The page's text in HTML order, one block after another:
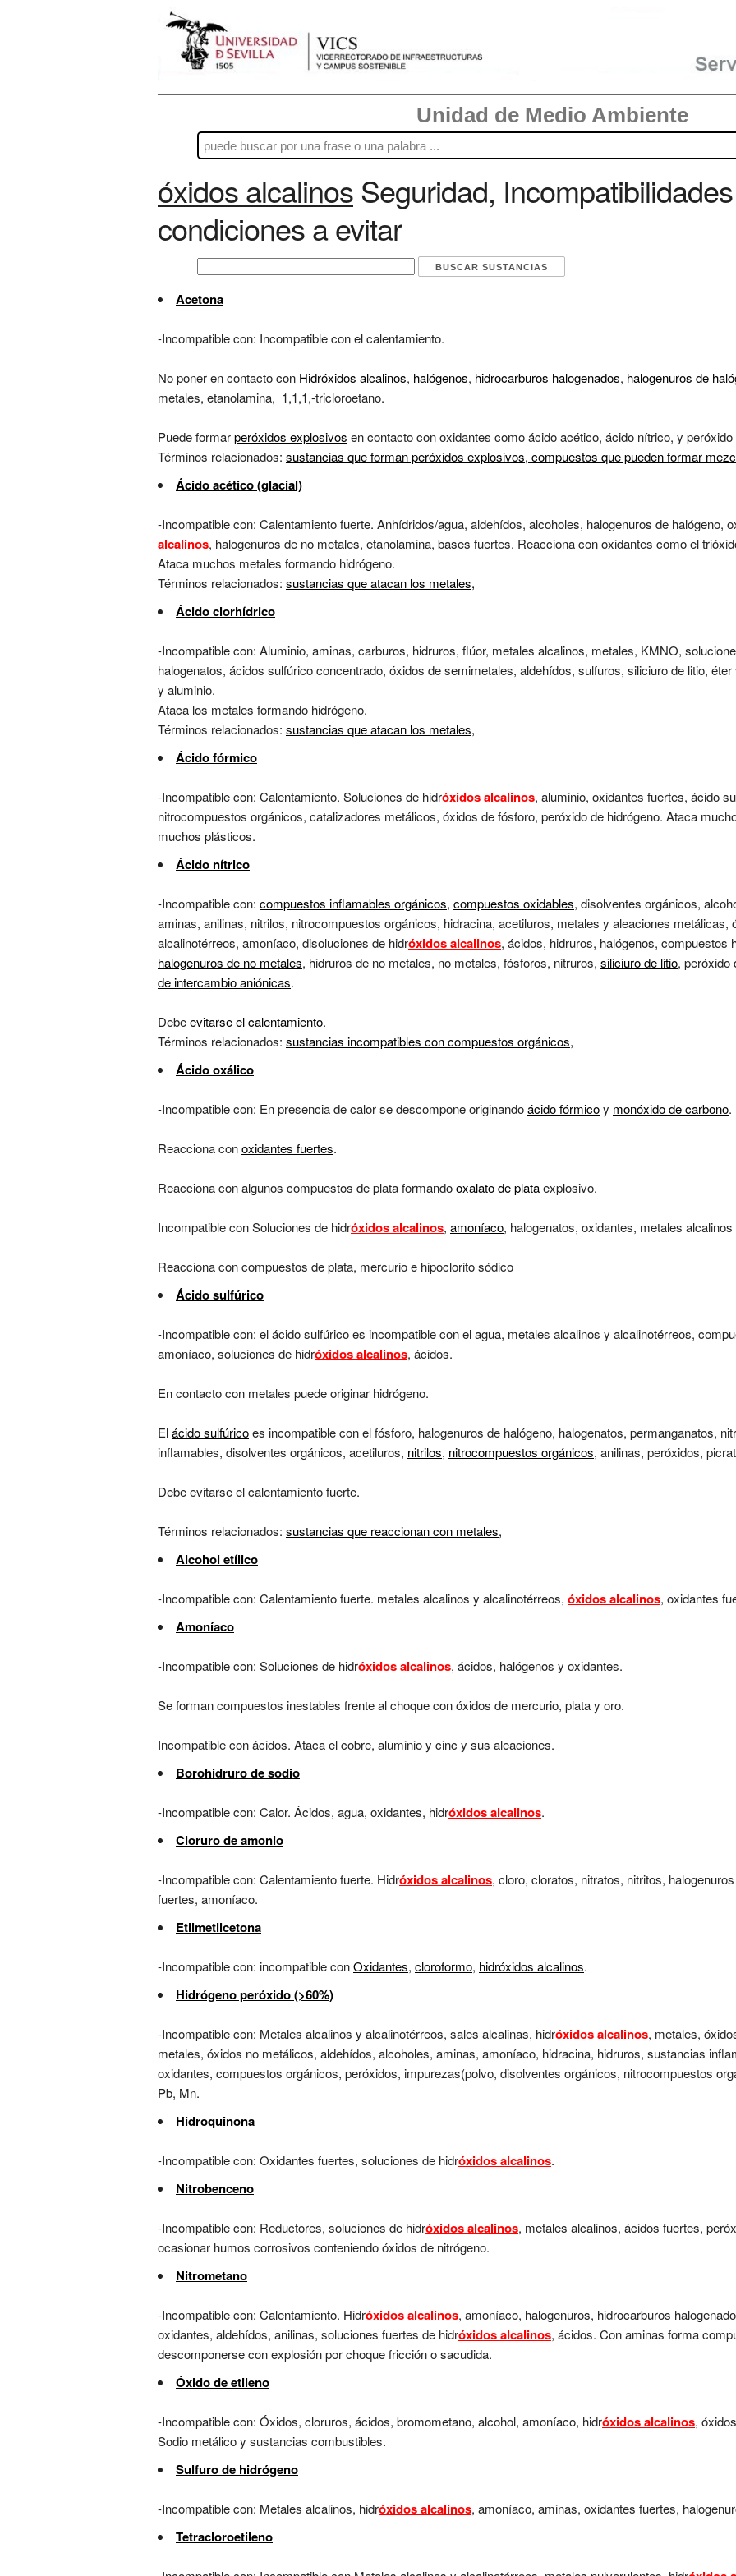
Unidad de Medio Ambiente
óxidos alcalinosSeguridad,
condiciones a evitar
Acetona
-Incompatible con: Incompatible con el calentamiento.
No poner en contacto con Hidróxidos alcalinos, halógenos, hidrocarburos halogenados, halogenuros de
metales, etanolamina, 1,1,1,-tricloroetano.
Puede formarperóxidos explosivos en contacto con oxidantes como ácido acético, ácido nítrico, y peróxido
Términos relacionados: sustancias que forman peróxidos explosivos, compuestos que pueden formar
Ácido acético (glacial)
-Incompatible con: Calentamiento fuerte. Anhídridos/agua, aldehídos, alcoholes, halogenuros de halógeno,
alcalinos, halogenuros de no metales, etanolamina, bases fuertes. Reacciona con oxidantes como el
Ataca muchos metales formando hidrógeno.
Términos relacionados: sustancias que atacan los metales,
Ácido clorhídrico
-Incompatible con: Aluminio, aminas, carburos, hidruros, flúor, metales alcalinos, metales, KMNO,
halogenatos, ácidos sulfúrico concentrado, óxidos de semimetales, aldehídos, sulfuros, siliciuro de litio,
y aluminio.
Ataca los metales formando hidrógeno.
Términos relacionados: sustancias que atacan los metales,
Ácido fórmico
-Incompatible con: Calentamiento. Soluciones de hidróxidos alcalinos, aluminio, oxidantes fuertes, ácido
nitrocompuestos orgánicos, catalizadores metálicos, óxidos de fósforo, peróxido de hidrógeno. Ataca
muchos plásticos.
Ácido nítrico
-Incompatible con: compuestos inflamables orgánicos, compuestos oxidables, disolventes orgánicos,
aminas, anilinas, nitrilos, nitrocompuestos orgánicos, hidracina, acetiluros, metales y aleaciones
alcalinotérreos, amoníaco, disoluciones de hidróxidos alcalinos, ácidos, hidruros, halógenos, compuestos
halogenuros de no metales, hidruros de no metales, no metales, fósforos, nitruros, siliciuro de litio, peróxido
de intercambio aniónicas.
Debeevitarse el calentamiento.
Términos relacionados: sustancias incompatibles con compuestos orgánicos,
Ácido oxálico
-Incompatible con: En presencia de calor se descompone originandoácido fórmicoy monóxido de carbono.
Reacciona conoxidantes fuertes.
Reacciona con algunos compuestos de plata formandooxalato de plataexplosivo.
Incompatible con Soluciones de hidróxidos alcalinos, amoníaco, halogenatos, oxidantes, metales
Reacciona con compuestos de plata, mercurio e hipoclorito sódico
Ácido sulfúrico
-Incompatible con: el ácido sulfúrico es incompatible con el agua, metales alcalinos y alcalinotérreos,
amoníaco, soluciones de hidróxidos alcalinos, ácidos.
En contacto con metales puede originar hidrógeno.
Elácido sulfúricoes incompatible con el fósforo, halogenuros de halógeno, halogenatos, permanganatos,
inflamables, disolventes orgánicos, acetiluros, nitrilos, nitrocompuestos orgánicos, anilinas, peróxidos,
Debe evitarse el calentamiento fuerte.
Términos relacionados: sustancias que reaccionan con metales,
Alcohol etílico
-Incompatible con: Calentamiento fuerte. metales alcalinos y alcalinotérreos, óxidos alcalinos, oxidantes
Amoníaco
-Incompatible con: Soluciones de hidróxidos alcalinos, ácidos, halógenos y oxidantes.
Se forman compuestos inestables frente al choque con óxidos de mercurio, plata y oro.
Incompatible con ácidos. Ataca el cobre, aluminio y cinc y sus aleaciones.
Borohidruro de sodio
-Incompatible con: Calor. Ácidos, agua, oxidantes, hidróxidos alcalinos.
Cloruro de amonio
-Incompatible con: Calentamiento fuerte. Hidróxidos alcalinos, cloro, cloratos, nitratos, nitritos,
fuertes, amoníaco.
Etilmetilcetona
-Incompatible con: incompatible conOxidantes, cloroformo, hidróxidos alcalinos.
Hidrógeno peróxido (>60%)
-Incompatible con: Metales alcalinos y alcalinotérreos, sales alcalinas, hidróxidos alcalinos, metales,
metales, óxidos no metálicos, aldehídos, alcoholes, aminas, amoníaco, hidracina, hidruros, sustancias
oxidantes, compuestos orgánicos, peróxidos, impurezas(polvo, disolventes orgánicos, nitrocompuestos
Pb, Mn.
Hidroquinona
-Incompatible con: Oxidantes fuertes, soluciones de hidróxidos alcalinos.
Nitrobenceno
-Incompatible con: Reductores, soluciones de hidróxidos alcalinos, metales alcalinos, ácidos fuertes,
ocasionar humos corrosivos conteniendo óxidos de nitrógeno.
Nitrometano
-Incompatible con: Calentamiento. Hidróxidos alcalinos, amoníaco, halogenuros, hidrocarburos
oxidantes, aldehídos, anilinas, soluciones fuertes de hidróxidos alcalinos, ácidos. Con aminas forma
descomponerse con explosión por choque fricción o sacudida.
Óxido de etileno
-Incompatible con: Óxidos, cloruros, ácidos, bromometano, alcohol, amoníaco, hidróxidos alcalinos,
Sodio metálico y sustancias combustibles.
Sulfuro de hidrógeno
-Incompatible con: Metales alcalinos, hidróxidos alcalinos, amoníaco, aminas, oxidantes fuertes,
Tetracloroetileno